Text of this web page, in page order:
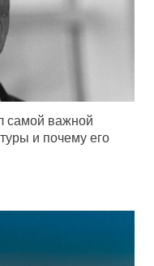
самой важной
и почему его